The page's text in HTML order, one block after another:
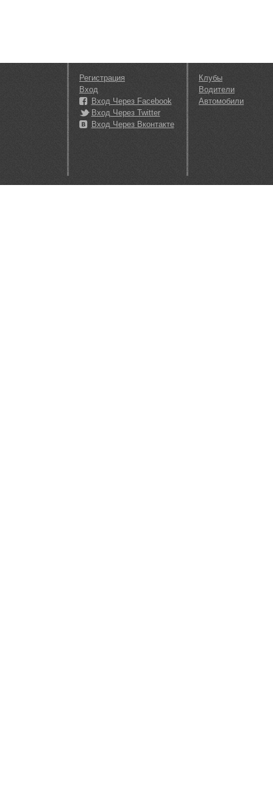
Регистрация
Вход
Вход Через Facebook
Вход Через Twitter
Вход Через Вконтакте
Клубы
Водители
Автомобили